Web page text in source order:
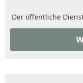
Der öffentliche